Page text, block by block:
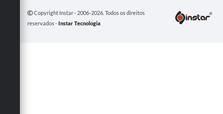
Copyright Instar - 2006-2026. Todos os direitos
reservados -Instar Tecnologia